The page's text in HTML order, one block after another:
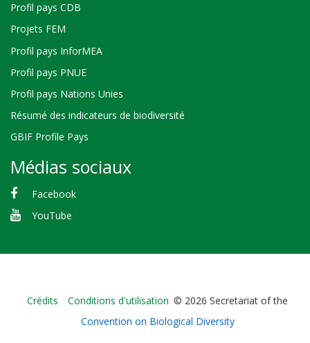
Profil pays CDB
Projets FEM
Profil pays InforMEA
Profil pays PNUE
Profil pays Nations Unies
Résumé des indicateurs de biodiversité
GBIF Profile Pays
Médias sociaux
Facebook
YouTube
Bioland
-
Crédits Conditions d'utilisation © 2026 Secretariat of the
Convention on Biological Diversity